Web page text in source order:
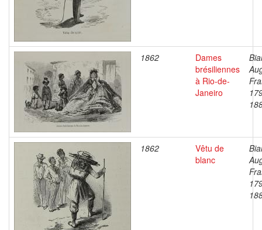
1862
Dames
brésiliennes
à Rio-de-
Janeiro
1862
Vêtu de
blanc